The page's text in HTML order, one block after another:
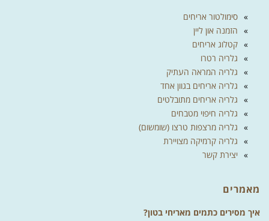
סימולטור אריחים
הזמנה און ליין
קטלוג אריחים
גלריה רטרו
גלריה המראה העתיק
גלריה אריחים בגוון אחד
גלריה אריחים מתובלטים
גלריה חיפוי מטבחים
גלריה מרצפות טרצו (שומשום)
גלריה קרמיקה מצויירת
יצירת קשר
מאמרים
איך מסירים כתמים מאריחי בטון?